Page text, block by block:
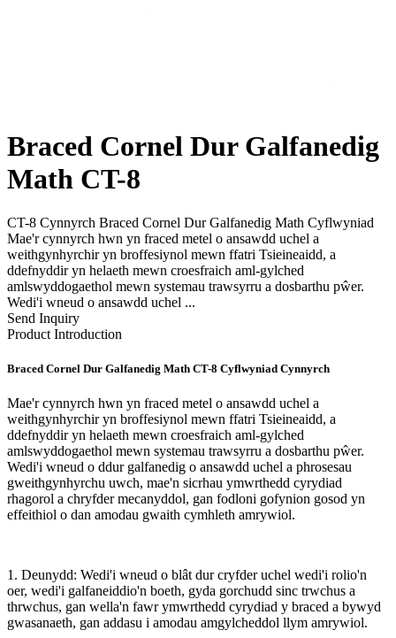
Braced Cornel Dur Galfanedig
Math CT-8
CT-8 Cynnyrch Braced Cornel Dur Galfanedig Math Cyflwyniad
Mae'r cynnyrch hwn yn fraced metel o ansawdd uchel a
weithgynhyrchir yn broffesiynol mewn ffatri Tsieineaidd, a
ddefnyddir yn helaeth mewn croesfraich aml-gylched
amlswyddogaethol mewn systemau trawsyrru a dosbarthu pŵer.
Wedi'i wneud o ansawdd uchel ...
Send Inquiry
Product Introduction
Braced Cornel Dur Galfanedig Math CT-8 Cyflwyniad Cynnyrch
Mae'r cynnyrch hwn yn fraced metel o ansawdd uchel a
weithgynhyrchir yn broffesiynol mewn ffatri Tsieineaidd, a
ddefnyddir yn helaeth mewn croesfraich aml-gylched
amlswyddogaethol mewn systemau trawsyrru a dosbarthu pŵer.
Wedi'i wneud o ddur galfanedig o ansawdd uchel a phrosesau
gweithgynhyrchu uwch, mae'n sicrhau ymwrthedd cyrydiad
rhagorol a chryfder mecanyddol, gan fodloni gofynion gosod yn
effeithiol o dan amodau gwaith cymhleth amrywiol.
1. Deunydd: Wedi'i wneud o blât dur cryfder uchel wedi'i rolio'n
oer, wedi'i galfaneiddio'n boeth, gyda gorchudd sinc trwchus a
thrwchus, gan wella'n fawr ymwrthedd cyrydiad y braced a bywyd
gwasanaeth, gan addasu i amodau amgylcheddol llym amrywiol.